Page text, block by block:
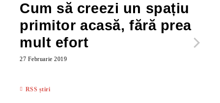
Cum să creezi un spațiu
primitor acasă, fără prea
mult efort
27 Februarie 2019
RSS știri